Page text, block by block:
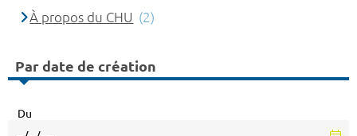
À propos du CHU (2)
Par date de création
Du